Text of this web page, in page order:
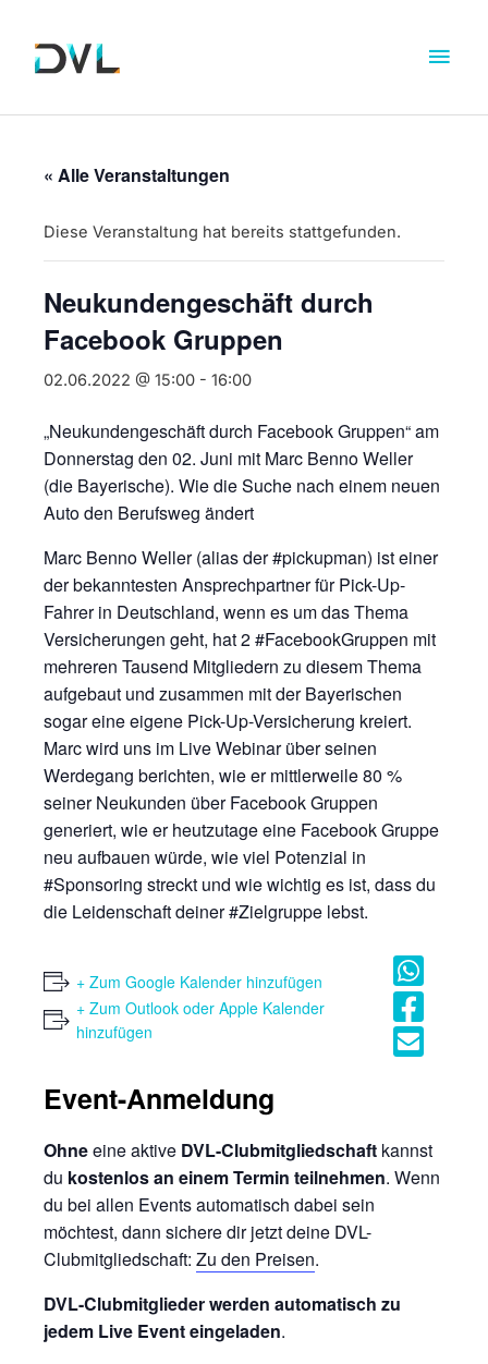
« Alle Veranstaltungen
Diese Veranstaltung hat bereits stattgefunden.
Neukundengeschäft durch
Facebook Gruppen
02.06.2022 @ 15:00 - 16:00
„Neukundengeschäft durch Facebook Gruppen“ am
Donnerstag den 02. Juni mit Marc Benno Weller
(die Bayerische). Wie die Suche nach einem neuen
Auto den Berufsweg ändert
Marc Benno Weller (alias der #pickupman) ist einer
der bekanntesten Ansprechpartner für Pick-Up-
Fahrer in Deutschland, wenn es um das Thema
Versicherungen geht, hat 2 #FacebookGruppen mit
mehreren Tausend Mitgliedern zu diesem Thema
aufgebaut und zusammen mit der Bayerischen
sogar eine eigene Pick-Up-Versicherung kreiert.
Marc wird uns im Live Webinar über seinen
Werdegang berichten, wie er mittlerweile 80 %
seiner Neukunden über Facebook Gruppen
generiert, wie er heutzutage eine Facebook Gruppe
neu aufbauen würde, wie viel Potenzial in
#Sponsoring streckt und wie wichtig es ist, dass du
die Leidenschaft deiner #Zielgruppe lebst.
+ Zum Google Kalender hinzufügen
+ Zum Outlook oder Apple Kalender
hinzufügen
Event-Anmeldung
Ohneeine aktive DVL-Clubmitgliedschaft kannst
du kostenlos an einem Termin teilnehmen. Wenn
du bei allen Events automatisch dabei sein
möchtest, dann sichere dir jetzt deine DVL-
Clubmitgliedschaft: Zu den Preisen.
DVL-Clubmitglieder werden automatisch zu
jedem Live Event eingeladen.